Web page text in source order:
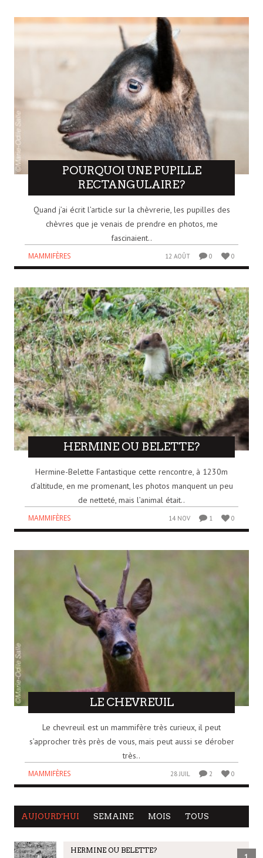
POURQUOI UNE PUPILLE
RECTANGULAIRE?
Quand j’ai écrit l’article sur la chèvrerie, les pupilles des
chèvres que je venais de prendre en photos, me
fascinaient..
MAMMIFÈRES 12 AOÛT 0 0
HERMINE OU BELETTE?
Hermine-Belette Fantastique cette rencontre, à 1230m
d’altitude, en me promenant, les photos manquent un peu
de netteté, mais l’animal était..
MAMMIFÈRES 14 NOV 1 0
LE CHEVREUIL
Le chevreuil est un mammifère très curieux, il peut
s’approcher très près de vous, mais peut aussi se dérober
très..
MAMMIFÈRES 28 JUIL 2 0
AUJOURD'HUI SEMAINE MOIS TOUS
HERMINE OU BELETTE?